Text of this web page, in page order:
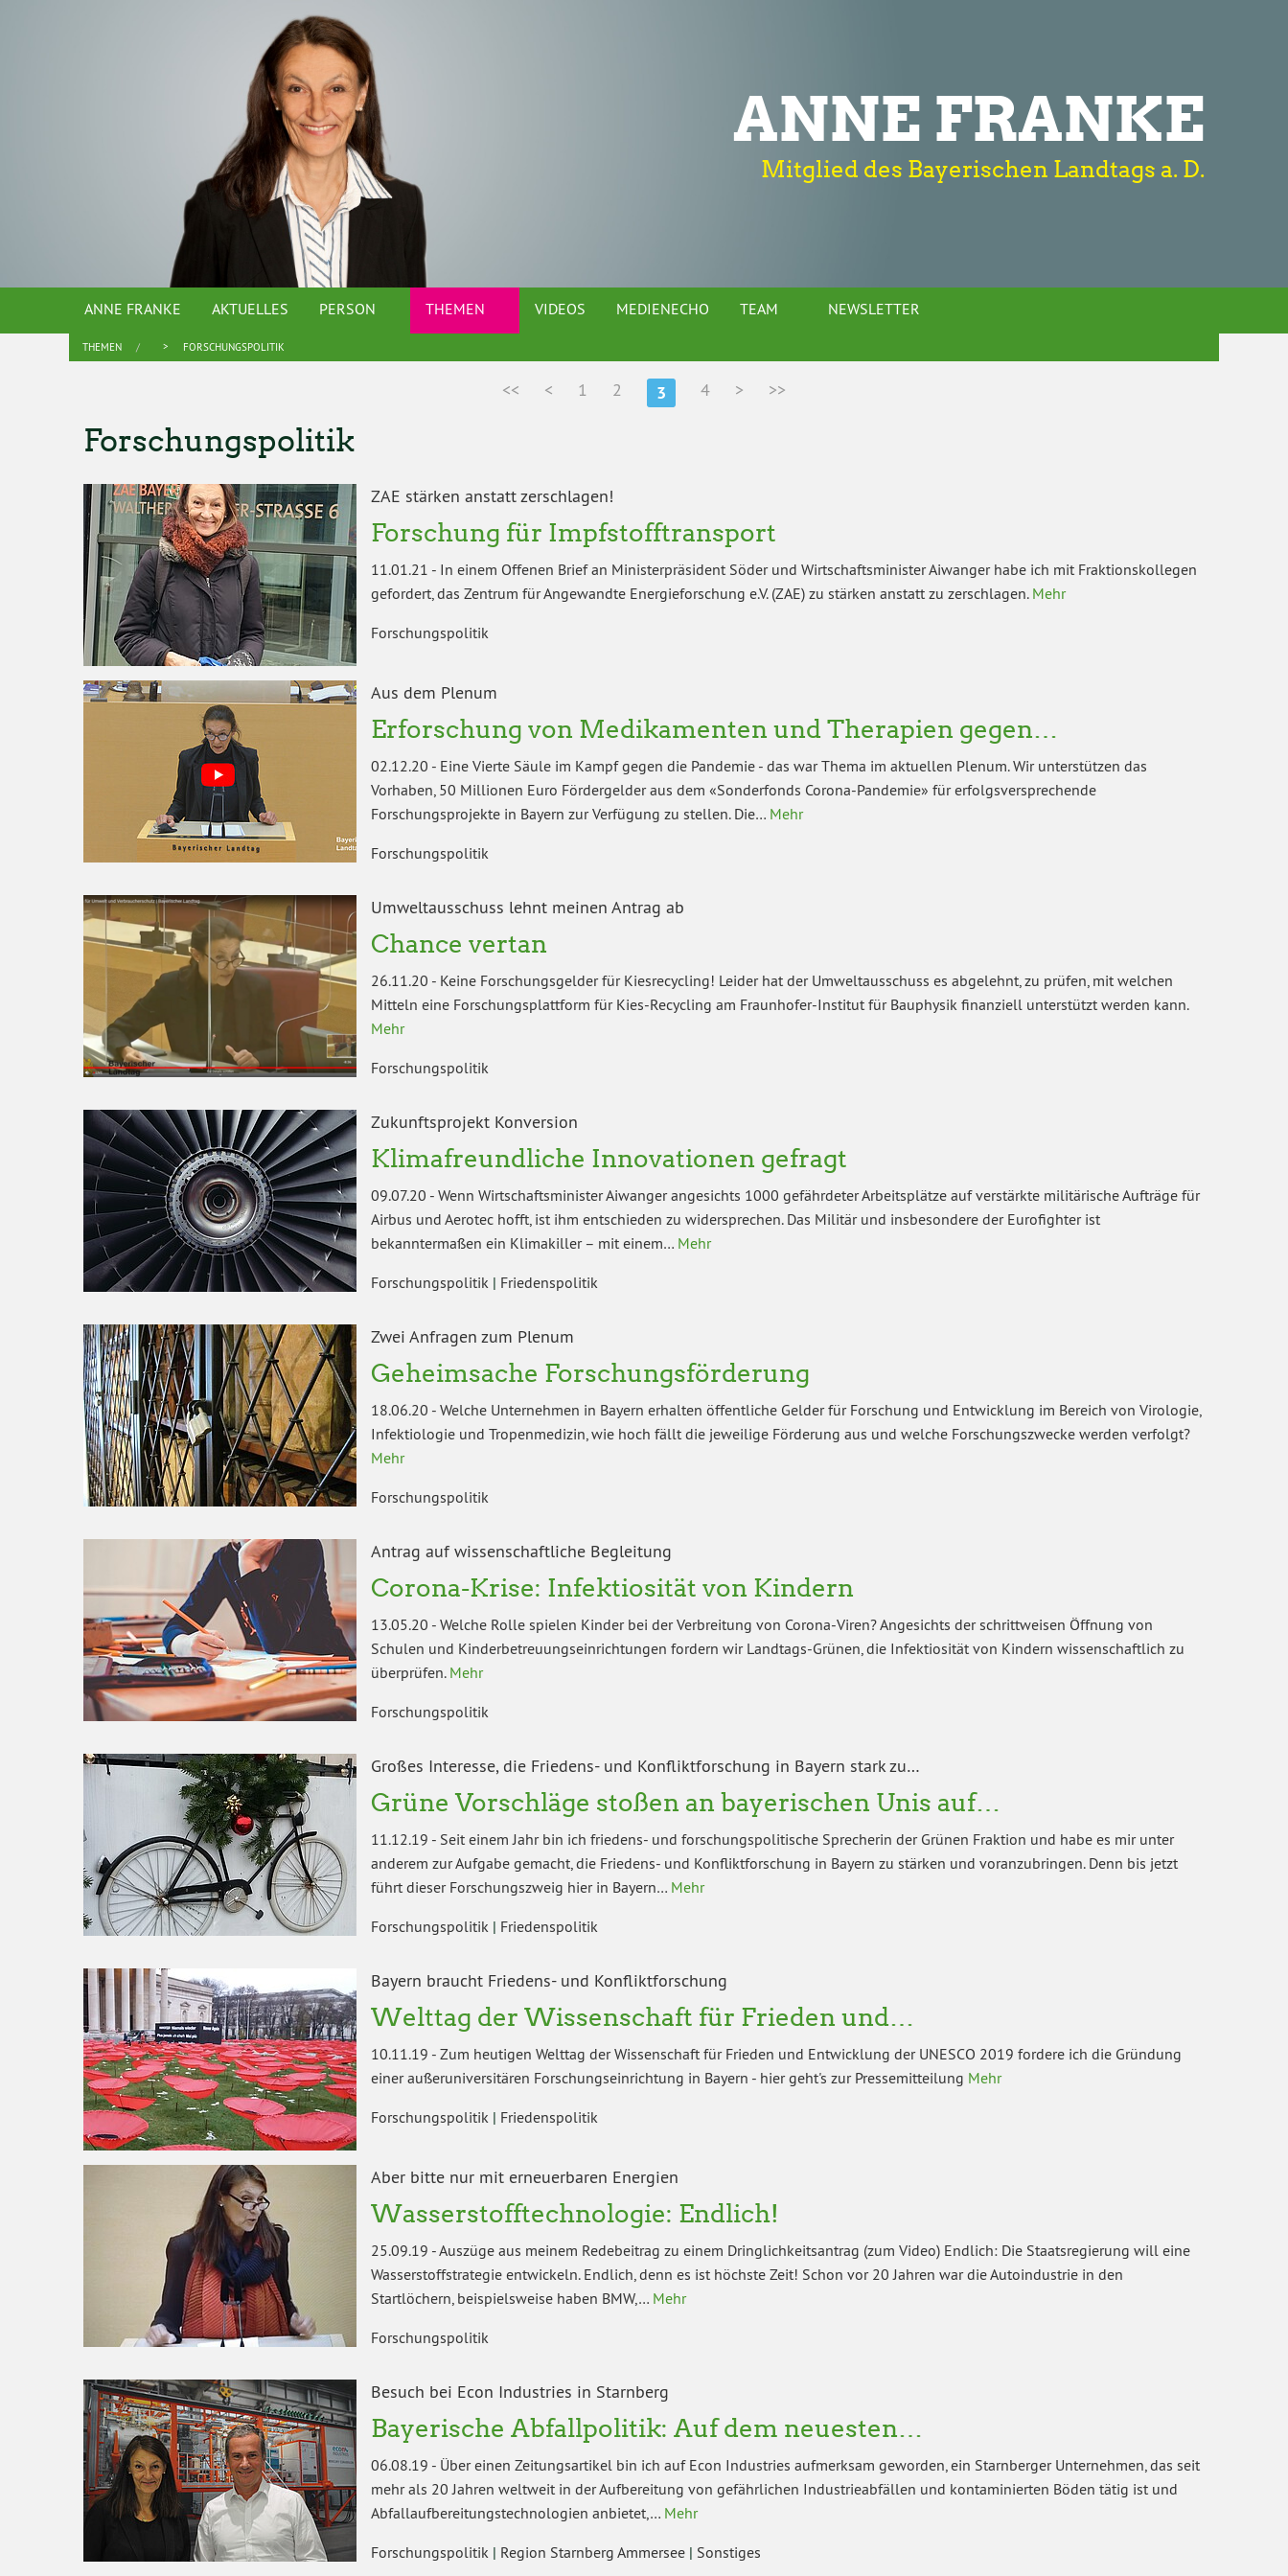
ANNE FRANKE
Mitglied des Bayerischen Landtags a. D.
ANNE FRANKE AKTUELLES PERSON THEMEN VIDEOS MEDIENECHO TEAM NEWSLETTER
THEMEN FORSCHUNGSPOLITIK
<< < 1 2 3 4 > >>
Forschungspolitik
ZAE stärken anstatt zerschlagen!
Forschung für Impfstofftransport
11.01.21 - In einem Offenen Brief an Ministerpräsident Söder und Wirtschaftsminister Aiwanger habe ich mit Fraktionskollegen
gefordert, das Zentrum für Angewandte Energieforschung e.V. (ZAE) zu stärken anstatt zu zerschlagen. Mehr
Forschungspolitik
Aus dem Plenum
Erforschung von Medikamenten und Therapien gegen…
02.12.20 - Eine Vierte Säule im Kampf gegen die Pandemie - das war Thema im aktuellen Plenum. Wir unterstützen das
Vorhaben, 50 Millionen Euro Fördergelder aus dem «Sonderfonds Corona-Pandemie» für erfolgsversprechende
Forschungsprojekte in Bayern zur Verfügung zu stellen. Die… Mehr
Forschungspolitik
Umweltausschuss lehnt meinen Antrag ab
Chance vertan
26.11.20 - Keine Forschungsgelder für Kiesrecycling! Leider hat der Umweltausschuss es abgelehnt, zu prüfen, mit welchen
Mitteln eine Forschungsplattform für Kies-Recycling am Fraunhofer-Institut für Bauphysik finanziell unterstützt werden kann.
Mehr
Forschungspolitik
Zukunftsprojekt Konversion
Klimafreundliche Innovationen gefragt
09.07.20 - Wenn Wirtschaftsminister Aiwanger angesichts 1000 gefährdeter Arbeitsplätze auf verstärkte militärische Aufträge für
Airbus und Aerotec hofft, ist ihm entschieden zu widersprechen. Das Militär und insbesondere der Eurofighter ist
bekanntermaßen ein Klimakiller – mit einem… Mehr
Forschungspolitik | Friedenspolitik
Zwei Anfragen zum Plenum
Geheimsache Forschungsförderung
18.06.20 - Welche Unternehmen in Bayern erhalten öffentliche Gelder für Forschung und Entwicklung im Bereich von Virologie,
Infektiologie und Tropenmedizin, wie hoch fällt die jeweilige Förderung aus und welche Forschungszwecke werden verfolgt?
Mehr
Forschungspolitik
Antrag auf wissenschaftliche Begleitung
Corona-Krise: Infektiosität von Kindern
13.05.20 - Welche Rolle spielen Kinder bei der Verbreitung von Corona-Viren? Angesichts der schrittweisen Öffnung von
Schulen und Kinderbetreuungseinrichtungen fordern wir Landtags-Grünen, die Infektiosität von Kindern wissenschaftlich zu
überprüfen. Mehr
Forschungspolitik
Großes Interesse, die Friedens- und Konfliktforschung in Bayern stark zu…
Grüne Vorschläge stoßen an bayerischen Unis auf…
11.12.19 - Seit einem Jahr bin ich friedens- und forschungspolitische Sprecherin der Grünen Fraktion und habe es mir unter
anderem zur Aufgabe gemacht, die Friedens- und Konfliktforschung in Bayern zu stärken und voranzubringen. Denn bis jetzt
führt dieser Forschungszweig hier in Bayern… Mehr
Forschungspolitik | Friedenspolitik
Bayern braucht Friedens- und Konfliktforschung
Welttag der Wissenschaft für Frieden und…
10.11.19 - Zum heutigen Welttag der Wissenschaft für Frieden und Entwicklung der UNESCO 2019 fordere ich die Gründung
einer außeruniversitären Forschungseinrichtung in Bayern - hier geht's zur Pressemitteilung Mehr
Forschungspolitik | Friedenspolitik
Aber bitte nur mit erneuerbaren Energien
Wasserstofftechnologie: Endlich!
25.09.19 -Auszüge aus meinem Redebeitrag zu einem Dringlichkeitsantrag (zum Video) Endlich: Die Staatsregierung will eine
Wasserstoffstrategie entwickeln. Endlich, denn es ist höchste Zeit! Schon vor 20 Jahren war die Autoindustrie in den
Startlöchern, beispielsweise haben BMW,… Mehr
Forschungspolitik
Besuch bei Econ Industries in Starnberg
Bayerische Abfallpolitik: Auf dem neuesten…
06.08.19 - Über einen Zeitungsartikel bin ich auf Econ Industries aufmerksam geworden, ein Starnberger Unternehmen, das seit
mehr als 20 Jahren weltweit in der Aufbereitung von gefährlichen Industrieabfällen und kontaminierten Böden tätig ist und
Abfallaufbereitungstechnologien anbietet,… Mehr
Forschungspolitik | Region Starnberg Ammersee | Sonstiges